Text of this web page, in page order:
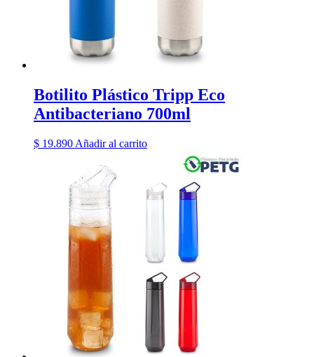
Botilito Plástico Tripp Eco
Antibacteriano 700ml
$ 19.890 Añadir al carrito